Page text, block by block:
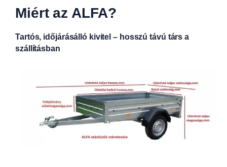
Miért az ALFA?
Tartós, időjárásálló kivitel – hosszú távú társ a
szállításban